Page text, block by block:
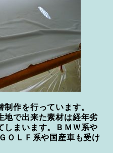
作を行っています。
地で出来た素材は経年劣
しまいます。ＢＭＷ系や
ＯＬＦ系や国産車も受け